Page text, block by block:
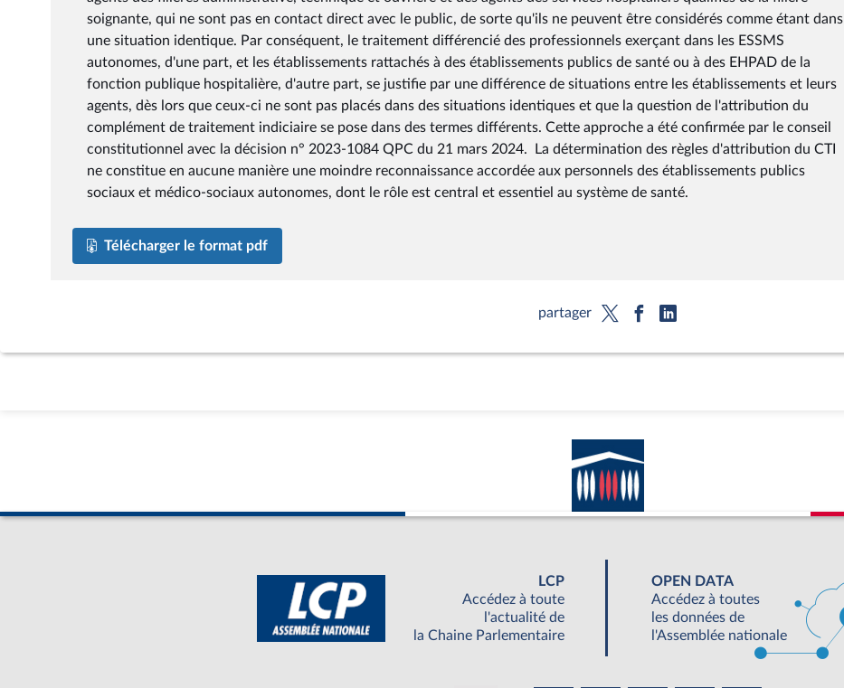
soignante, qui ne sont pas en contact direct avec le public, de sorte qu'ils ne peuvent être considérés comme étant dans
une situation identique. Par conséquent, le traitement différencié des professionnels exerçant dans les ESSMS
autonomes, d'une part, et les établissements rattachés à des établissements publics de santé ou à des EHPAD de la
fonction publique hospitalière, d'autre part, se justifie par une différence de situations entre les établissements et leurs
agents, dès lors que ceux-ci ne sont pas placés dans des situations identiques et que la question de l'attribution du
complément de traitement indiciaire se pose dans des termes différents. Cette approche a été confirmée par le conseil
constitutionnel avec la décision n° 2023-1084 QPC du 21 mars 2024. La détermination des règles d'attribution du CTI
ne constitue en aucune manière une moindre reconnaissance accordée aux personnels des établissements publics
sociaux et médico-sociaux autonomes, dont le rôle est central et essentiel au système de santé.
Télécharger le format pdf
partager
LCP
Accédez à toute
l'actualité de
la Chaine Parlementaire
OPEN DATA
Accédez à toutes
les données de
l'Assemblée nationale